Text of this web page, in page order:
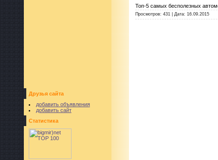
Друзья сайта
добавить объявления
добавить сайт
Статистика
Топ-5 самых бесполезных
Просмотров: 431 Дата: 16.09.2015